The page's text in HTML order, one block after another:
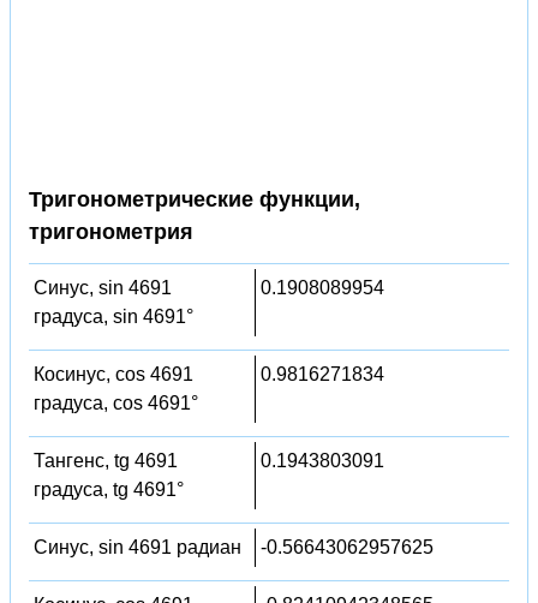
Тригонометрические функции,
тригонометрия
Синус, sin 4691
градуса, sin 4691°
0.1908089954
Косинус, cos 4691
градуса, cos 4691°
0.9816271834
Тангенс, tg 4691
градуса, tg 4691°
0.1943803091
Синус, sin 4691 радиан -0.56643062957625